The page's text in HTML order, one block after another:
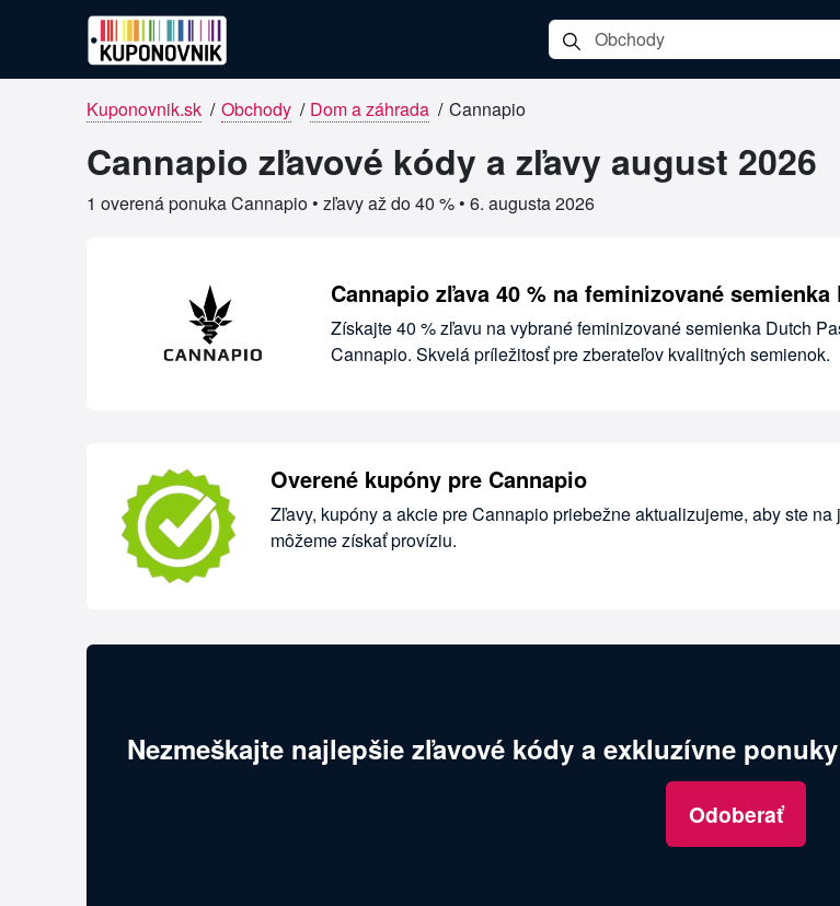
Kuponovnik.sk / Obchody / Dom a záhrada / Cannapio
Cannapio zľavové kódy a zľavy august 2026
1 overená ponuka Cannapio • zľavy až do 40 % • 6. augusta 2026
Overené kupóny pre Cannapio
Cannapio zľava 40 % na feminizované
Získajte 40 % zľavu na vybrané feminizované semienka Dutch
Cannapio. Skvelá príležitosť pre zberateľov kvalitných semienok.
Overené kupóny pre Cannapio
Zľavy, kupóny a akcie pre Cannapio priebežne aktualizujeme, aby ste
môžeme získať províziu.
Nezmeškajte najlepšie zľavové kódy a exkluzívne
Odoberať